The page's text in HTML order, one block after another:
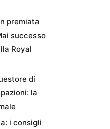
premiata
successo
Royal
di
la
i consigli